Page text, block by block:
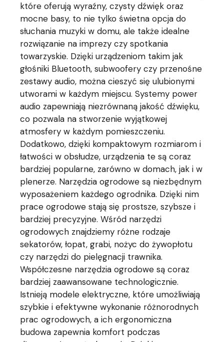
które oferują wyraźny, czysty dźwięk oraz
mocne basy, to nie tylko świetna opcja do
słuchania muzyki w domu, ale także idealne
rozwiązanie na imprezy czy spotkania
towarzyskie. Dzięki urządzeniom takim jak
głośniki Bluetooth, subwoofery czy przenośne
zestawy audio, można cieszyć się ulubionymi
utworami w każdym miejscu. Systemy power
audio zapewniają niezrównaną jakość dźwięku,
co pozwala na stworzenie wyjątkowej
atmosfery w każdym pomieszczeniu.
Dodatkowo, dzięki kompaktowym rozmiarom i
łatwości w obsłudze, urządzenia te są coraz
bardziej popularne, zarówno w domach, jak i w
plenerze. Narzędzia ogrodowe są niezbędnym
wyposażeniem każdego ogrodnika. Dzięki nim
prace ogrodowe stają się prostsze, szybsze i
bardziej precyzyjne. Wśród narzędzi
ogrodowych znajdziemy różne rodzaje
sekatorów, łopat, grabi, nożyc do żywopłotu
czy narzędzi do pielęgnacji trawnika.
Współczesne narzędzia ogrodowe są coraz
bardziej zaawansowane technologicznie.
Istnieją modele elektryczne, które umożliwiają
szybkie i efektywne wykonanie różnorodnych
prac ogrodowych, a ich ergonomiczna
budowa zapewnia komfort podczas